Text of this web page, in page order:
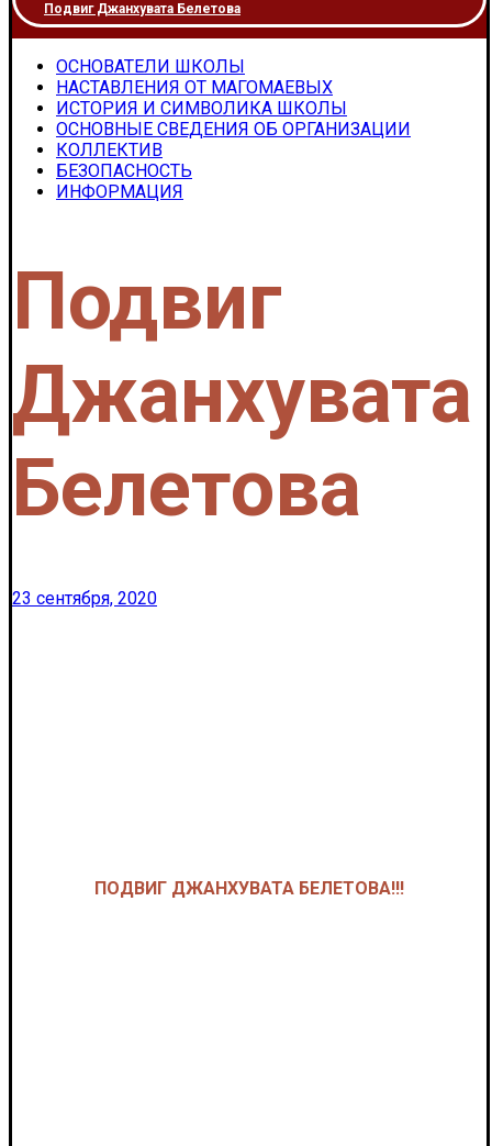
Подвиг Джанхувата Белетова
ОСНОВАТЕЛИ ШКОЛЫ
НАСТАВЛЕНИЯ ОТ МАГОМАЕВЫХ
ИСТОРИЯ И СИМВОЛИКА ШКОЛЫ
ОСНОВНЫЕ СВЕДЕНИЯ ОБ ОРГАНИЗАЦИИ
КОЛЛЕКТИВ
БЕЗОПАСНОСТЬ
ИНФОРМАЦИЯ
Подвиг
Джанхувата
Белетова
23 сентября, 2020
ПОДВИГ ДЖАНХУВАТА БЕЛЕТОВА!!!